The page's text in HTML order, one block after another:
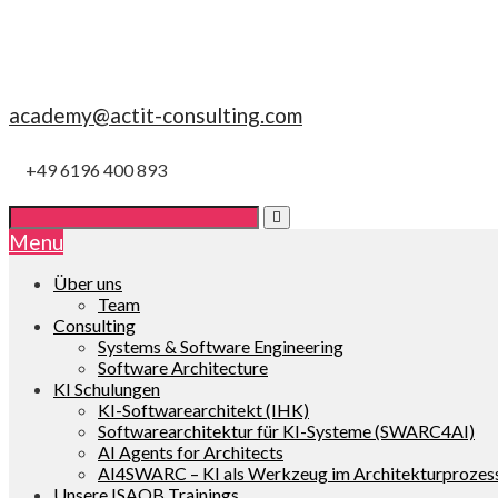
academy@actit-consulting.com
+49 6196 400 893
Menu
Über uns
Team
Consulting
Systems & Software Engineering
Software Architecture
KI Schulungen
KI-Softwarearchitekt (IHK)
Softwarearchitektur für KI-Systeme (SWARC4AI)
AI Agents for Architects
AI4SWARC – KI als Werkzeug im